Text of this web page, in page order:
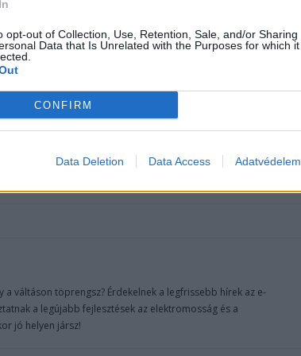
opt-out of Collection, Use, Retention, Sale, and/or Sharing
Data that Is Unrelated with the Purposes for which it
CONFIRM
Data Deletion Data Access Adatvédelem
további tartalmakért! ›
autó Róma
a váltáson töprengsz? Érdekelnek a legfrissebb hírek az e-
a legújabb fejlesztések az elektromosság és a
jó helyen jársz!